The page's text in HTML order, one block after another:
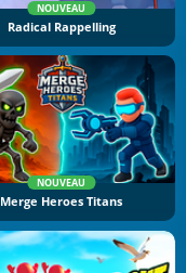
NOUVEAU
Radical Rappelling
NOUVEAU
Merge Heroes Titans